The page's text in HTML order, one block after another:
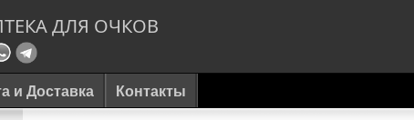
ДЛЯ ОЧКОВ
и Доставка Контакты